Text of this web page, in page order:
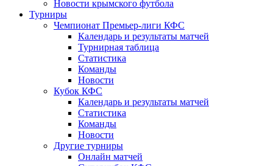
Новости крымского футбола
Турниры
Чемпионат Премьер-лиги КФС
Календарь и результаты матчей
Турнирная таблица
Статистика
Команды
Новости
Кубок КФС
Календарь и результаты матчей
Статистика
Команды
Новости
Другие турниры
Онлайн матчей